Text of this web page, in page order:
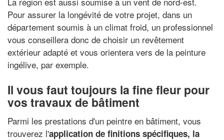
Pour assurer la longévité de votre projet, dans un
département soumis à un climat froid, un professionnel
vous conseillera donc de choisir un revêtement
extérieur adapté et vous orientera vers de la peinture
ingélive, par exemple.
Il vous faut toujours la fine fleur pour
vos travaux de bâtiment
Parmi les prestations d'un peintre en bâtiment, vous
trouverez l'application de finitions spécifiques, la